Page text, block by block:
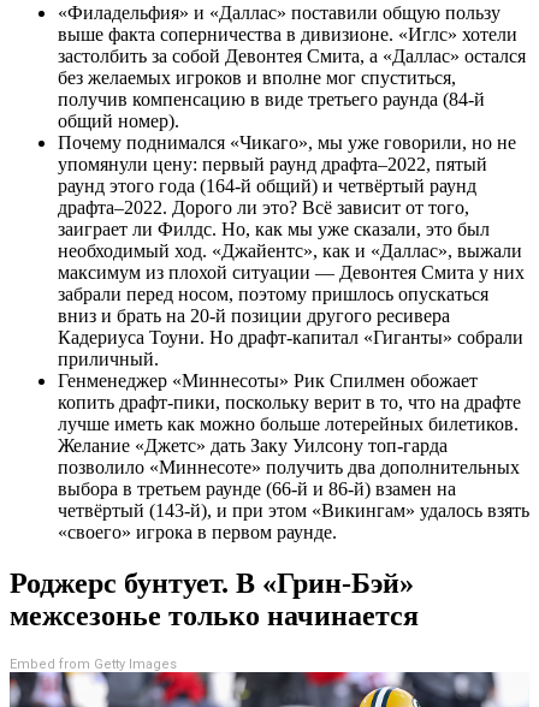
«Филадельфия» и «Даллас» поставили общую пользу
выше факта соперничества в дивизионе. «Иглс» хотели
застолбить за собой Девонтея Смита, а «Даллас» остался
без желаемых игроков и вполне мог спуститься,
получив компенсацию в виде третьего раунда (84-й
общий номер).
Почему поднимался «Чикаго», мы уже говорили, но не
упомянули цену: первый раунд драфта–2022, пятый
раунд этого года (164-й общий) и четвёртый раунд
драфта–2022. Дорого ли это? Всё зависит от того,
заиграет ли Филдс. Но, как мы уже сказали, это был
необходимый ход. «Джайентс», как и «Даллас», выжали
максимум из плохой ситуации — Девонтея Смита у них
забрали перед носом, поэтому пришлось опускаться
вниз и брать на 20-й позиции другого ресивера
Кадериуса Тоуни. Но драфт-капитал «Гиганты» собрали
приличный.
Генменеджер «Миннесоты» Рик Спилмен обожает
копить драфт-пики, поскольку верит в то, что на драфте
лучше иметь как можно больше лотерейных билетиков.
Желание «Джетс» дать Заку Уилсону топ-гарда
позволило «Миннесоте» получить два дополнительных
выбора в третьем раунде (66-й и 86-й) взамен на
четвёртый (143-й), и при этом «Викингам» удалось взять
«своего» игрока в первом раунде.
Роджерс бунтует. В «Грин-Бэй»
межсезонье только начинается
Embed from Getty Images